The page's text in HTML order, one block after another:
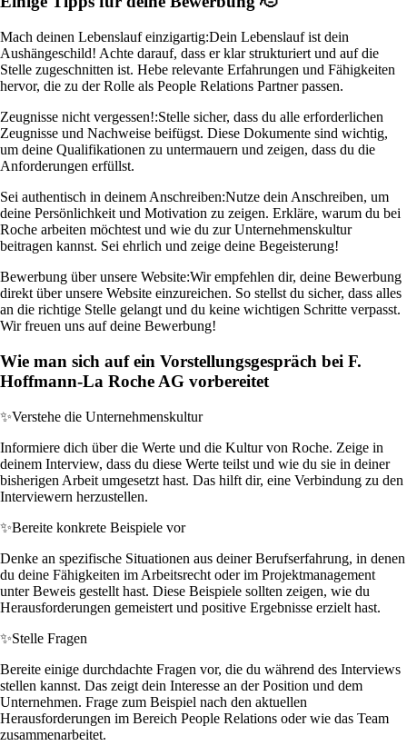
Mach deinen Lebenslauf einzigartig:Dein Lebenslauf ist dein
Aushängeschild! Achte darauf, dass er klar strukturiert und auf die
Stelle zugeschnitten ist. Hebe relevante Erfahrungen und Fähigkeiten
hervor, die zu der Rolle als People Relations Partner passen.
Zeugnisse nicht vergessen!:Stelle sicher, dass du alle erforderlichen
Zeugnisse und Nachweise beifügst. Diese Dokumente sind wichtig,
um deine Qualifikationen zu untermauern und zeigen, dass du die
Anforderungen erfüllst.
Sei authentisch in deinem Anschreiben:Nutze dein Anschreiben, um
deine Persönlichkeit und Motivation zu zeigen. Erkläre, warum du bei
Roche arbeiten möchtest und wie du zur Unternehmenskultur
beitragen kannst. Sei ehrlich und zeige deine Begeisterung!
Bewerbung über unsere Website:Wir empfehlen dir, deine Bewerbung
direkt über unsere Website einzureichen. So stellst du sicher, dass alles
an die richtige Stelle gelangt und du keine wichtigen Schritte verpasst.
Wir freuen uns auf deine Bewerbung!
Wie man sich auf ein Vorstellungsgespräch bei F.
Hoffmann-La Roche AG vorbereitet
✨Verstehe die Unternehmenskultur
Informiere dich über die Werte und die Kultur von Roche. Zeige in
deinem Interview, dass du diese Werte teilst und wie du sie in deiner
bisherigen Arbeit umgesetzt hast. Das hilft dir, eine Verbindung zu den
Interviewern herzustellen.
✨Bereite konkrete Beispiele vor
Denke an spezifische Situationen aus deiner Berufserfahrung, in denen
du deine Fähigkeiten im Arbeitsrecht oder im Projektmanagement
unter Beweis gestellt hast. Diese Beispiele sollten zeigen, wie du
Herausforderungen gemeistert und positive Ergebnisse erzielt hast.
✨Stelle Fragen
Bereite einige durchdachte Fragen vor, die du während des Interviews
stellen kannst. Das zeigt dein Interesse an der Position und dem
Unternehmen. Frage zum Beispiel nach den aktuellen
Herausforderungen im Bereich People Relations oder wie das Team
zusammenarbeitet.